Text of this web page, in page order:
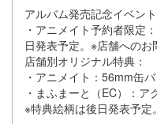
アルバム発売記念イベント
・アニメイト予約者限定
日発表予定。※店舗へのお
店舗別オリジナル特典：
・アニメイト：56mm缶
・まふまーと（EC）：ア
※特典絵柄は後日発表予定。